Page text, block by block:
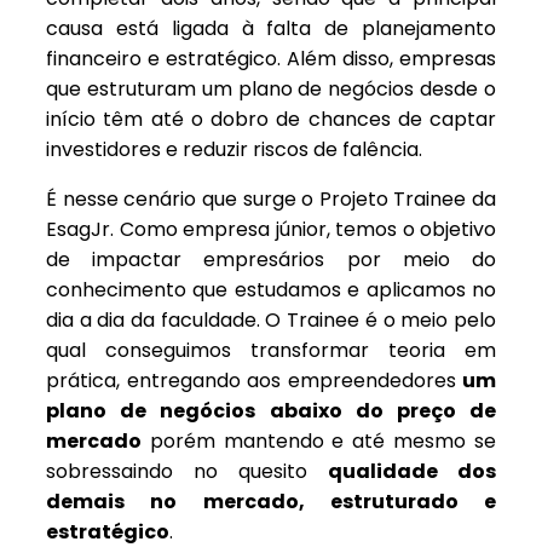
causa está ligada à falta de planejamento
financeiro e estratégico. Além disso, empresas
que estruturam um plano de negócios desde o
início têm até o dobro de chances de captar
investidores e reduzir riscos de falência.
É nesse cenário que surge o Projeto Trainee da
EsagJr. Como empresa júnior, temos o objetivo
de impactar empresários por meio do
conhecimento que estudamos e aplicamos no
dia a dia da faculdade. O Trainee é o meio pelo
qual conseguimos transformar teoria em
prática, entregando aos empreendedores um
plano de negócios abaixo do preço de
mercado porém mantendo e até mesmo se
sobressaindo no quesito qualidade dos
demais no mercado, estruturado e
estratégico.